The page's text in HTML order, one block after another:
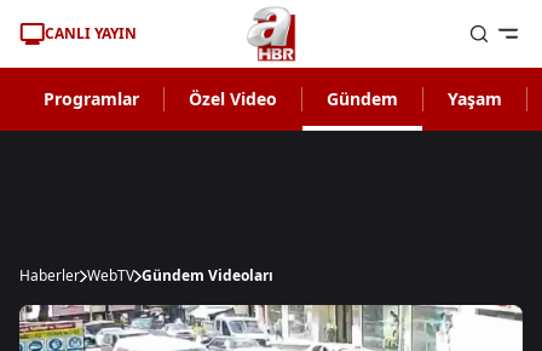
CANLI YAYIN
Programlar Özel Video Gündem Yaşam
Haberler WebTV Gündem Videoları